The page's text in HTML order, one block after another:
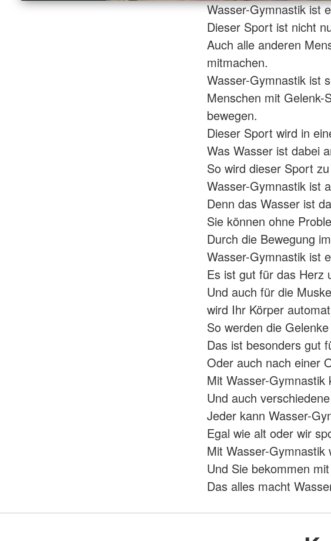
Wasser-Gymnastik ist
Dieser Sport ist nicht
Auch alle anderen
mitmachen.
Wasser-Gymnastik ist
Menschen mit Gelenk-
bewegen.
Dieser Sport wird in
Was Wasser ist dabei
So wird dieser Sport
Wasser-Gymnastik ist
Denn das Wasser ist
Sie können ohne
Durch die Bewegung
Wasser-Gymnastik ist
Es ist gut für das Herz
Und auch für die
wird Ihr Körper
So werden die
Das ist besonders gut
Oder auch nach einer
Mit Wasser-
Und auch
Jeder kann Wasser-
Egal wie alt oder wir
Mit Wasser-Gymnastik
Und Sie bekommen
Das alles macht